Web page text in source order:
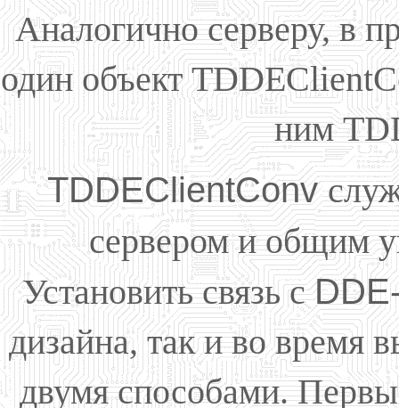
Аналогично серверу, в
один объект
ним
TDDEClientConv
сервером и общим
Установить связь с
дизайна, так и во время
двумя способами.